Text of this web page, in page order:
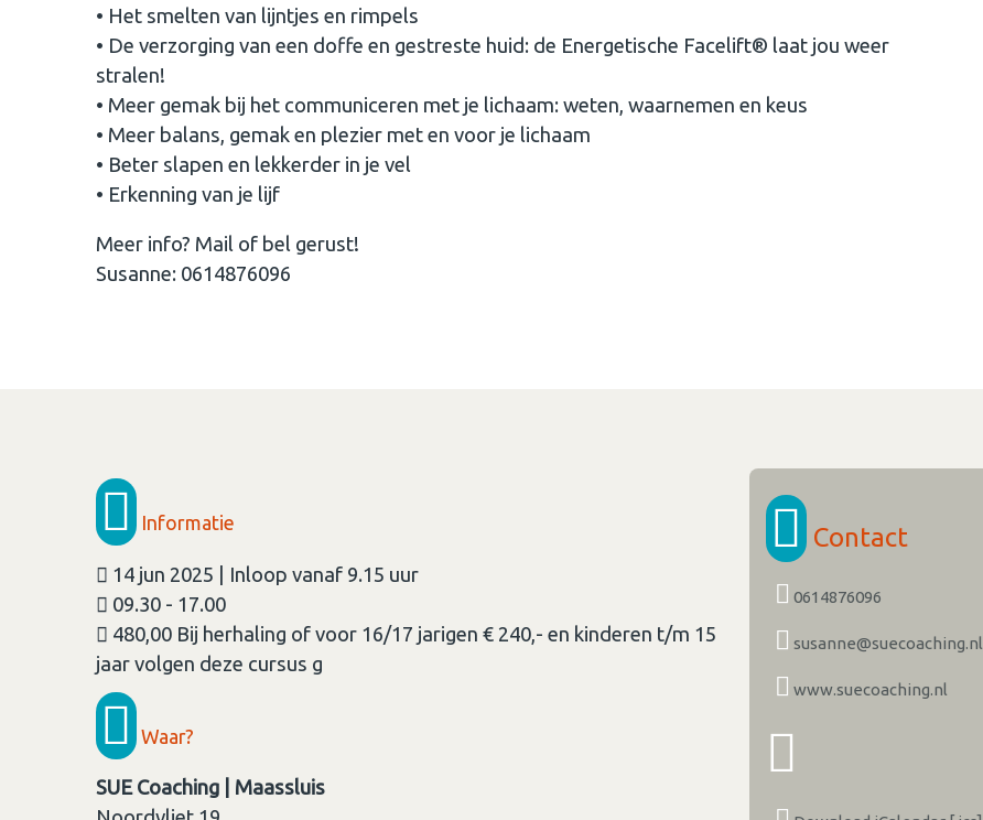
• Het smelten van lijntjes en rimpels
• De verzorging van een doffe en gestreste huid: de Energetische Facelift® laat jou weer
stralen!
• Meer gemak bij het communiceren met je lichaam: weten, waarnemen en keus
• Meer balans, gemak en plezier met en voor je lichaam
• Beter slapen en lekkerder in je vel
• Erkenning van je lijf
Meer info? Mail of bel gerust!
Susanne: 0614876096
Informatie
14 jun 2025 | Inloop vanaf 9.15 uur
09.30 - 17.00
480,00 Bij herhaling of voor 16/17 jarigen € 240,- en kinderen t/m 15
jaar volgen deze cursus g
Waar?
SUE Coaching | Maassluis
Contact
0614876096
susanne@suecoaching.nl
www.suecoaching.nl